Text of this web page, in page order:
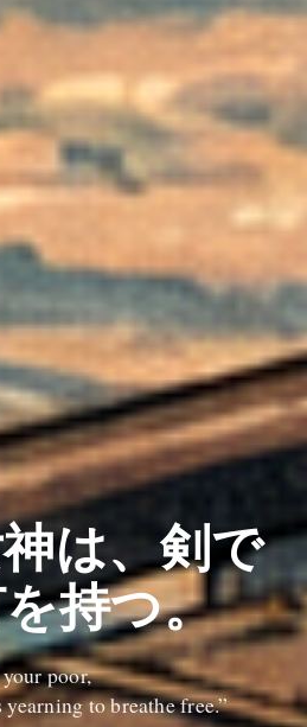
は、剣で
持つ。
poor,
to breathe free.”